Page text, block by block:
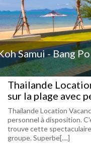
Samui - Bang
Thailande
sur la plage avec
Thailande Location
personnel à disposition.
trouve cette
groupe. Superbe[....]